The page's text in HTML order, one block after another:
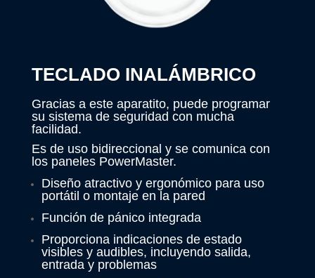
TECLADO INALÁMBRICO
Gracias a este aparatito, puede programar
su sistema de seguridad con mucha
facilidad.
Es de uso bidireccional y se comunica con
los paneles PowerMaster.
Diseño atractivo y ergonómico para uso
portátil o montaje en la pared
Función de pánico integrada
Proporciona indicaciones de estado
visibles y audibles, incluyendo salida,
entrada y problemas